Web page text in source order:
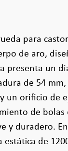
para
de aro,
presenta un
de 54
un orificio de
de bolas
y duradero.
estática de